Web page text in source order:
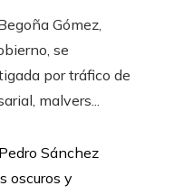
Gómez,
se
por tráfico de
malvers...